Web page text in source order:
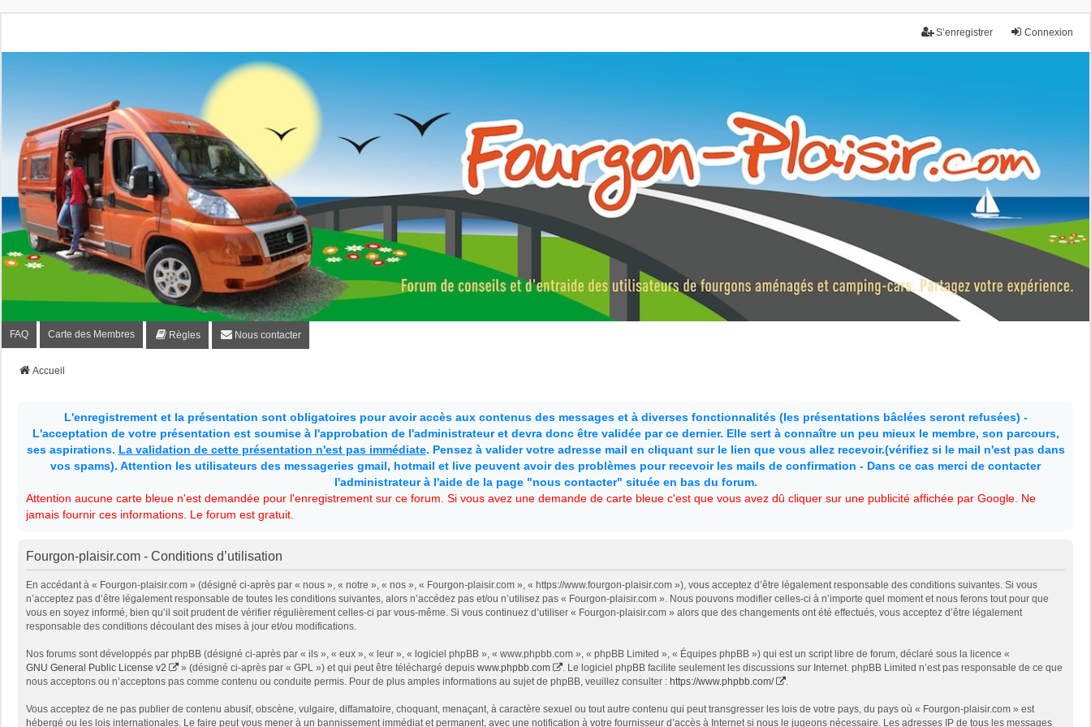
Connexion
S’enregistrer
Fourgon-plaisir.com
Forum de conseils et d'entraide des utilisateurs de fourgons, fourgons aménagés, vans et de camping-car. Partagez votre expérience.
FAQ Carte des Membres Règles Nous contacter
Accueil
L'enregistrement et la présentation sont obligatoires pour avoir accès aux contenus des messages et à diverses fonctionnalités (les présentations bâclées seront refusées) -
L'acceptation de votre présentation est soumise à l'approbation de l'administrateur et devra donc être validée par ce dernier. Elle sert à connaître un peu mieux le membre, son parcours,
ses aspirations. La validation de cette présentation n'est pas immédiate. Pensez à valider votre adresse mail en cliquant sur le lien que vous allez recevoir.(vérifiez si le mail n'est pas dans
vos spams). Attention les utilisateurs des messageries gmail, hotmail et live peuvent avoir des problèmes pour recevoir les mails de confirmation - Dans ce cas merci de contacter
l'administrateur à l'aide de la page "nous contacter" située en bas du forum.
Attention aucune carte bleue n'est demandée pour l'enregistrement sur ce forum. Si vous avez une demande de carte bleue c'est que vous avez dû cliquer sur une publicité affichée par Google. Ne
jamais fournir ces informations. Le forum est gratuit.
Fourgon-plaisir.com - Conditions d’utilisation
En accédant à « Fourgon-plaisir.com » (désigné ci-après par « nous », « notre », « nos », « Fourgon-plaisir.com », « https://www.fourgon-plaisir.com »), vous acceptez d’être légalement responsable des conditions suivantes. Si vous
n’acceptez pas d’être légalement responsable de toutes les conditions suivantes, alors n’accédez pas et/ou n’utilisez pas « Fourgon-plaisir.com ». Nous pouvons modifier celles-ci à n’importe quel moment et nous ferons tout pour que
vous en soyez informé, bien qu’il soit prudent de vérifier régulièrement celles-ci par vous-même. Si vous continuez d’utiliser « Fourgon-plaisir.com » alors que des changements ont été effectués, vous acceptez d’être légalement
responsable des conditions découlant des mises à jour et/ou modifications.
Nos forums sont développés par phpBB (désigné ci-après par « ils », « eux », « leur », « logiciel phpBB », « www.phpbb.com », « phpBB Limited », « Équipes phpBB ») qui est un script libre de forum, déclaré sous la licence «
GNU General Public License v2
» (désigné ci-après par « GPL ») et qui peut être téléchargé depuis www.phpbb.com
. Le logiciel phpBB facilite seulement les discussions sur Internet. phpBB Limited n’est pas responsable de ce que
nous acceptons ou n’acceptons pas comme contenu ou conduite permis. Pour de plus amples informations au sujet de phpBB, veuillez consulter : https://www.phpbb.com/ .
Vous acceptez de ne pas publier de contenu abusif, obscène, vulgaire, diffamatoire, choquant, menaçant, à caractère sexuel ou tout autre contenu qui peut transgresser les lois de votre pays, du pays où « Fourgon-plaisir.com » est
hébergé ou les lois internationales. Le faire peut vous mener à un bannissement immédiat et permanent, avec une notification à votre fournisseur d’accès à Internet si nous le jugeons nécessaire. Les adresses IP de tous les messages